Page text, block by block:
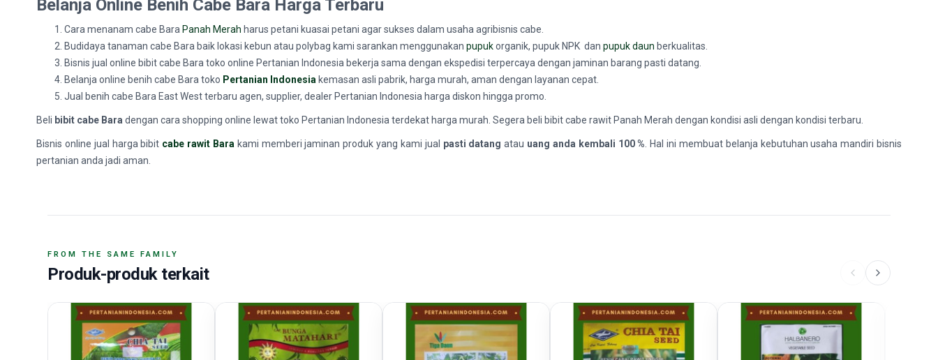
Belanja Online Benih Cabe Bara Harga Terbaru
Cara menanam cabe Bara Panah Merah harus petani kuasai petani agar sukses dalam usaha agribisnis cabe.
Budidaya tanaman cabe Bara baik lokasi kebun atau polybag kami sarankan menggunakan pupukorganik, pupuk NPK dan pupuk daun berkualitas.
Bisnis jual online bibit cabe Bara toko online Pertanian Indonesia bekerja sama dengan ekspedisi terpercaya dengan jaminan barang pasti datang.
Belanja online benih cabe Bara toko Pertanian Indonesia kemasan asli pabrik, harga murah, aman dengan layanan cepat.
Jual benih cabe Bara East West terbaru agen, supplier, dealer Pertanian Indonesia harga diskon hingga promo.
Beli bibit cabe Bara dengan cara shopping online lewat toko Pertanian Indonesia terdekat harga murah. Segera beli bibit cabe rawit Panah Merah dengan kondisi asli dengan kondisi terbaru.
Bisnis online jual harga bibit cabe rawit Bara kami memberi jaminan produk yang kami jual pasti datang atau uang anda kembali 100 % . Hal ini membuat belanja kebutuhan usaha mandiri bisnis
pertanian anda jadi aman.
FROM THE SAME FAMILY
Produk-produk terkait